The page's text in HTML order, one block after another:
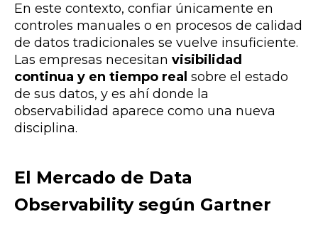
En este contexto, confiar únicamente en
controles manuales o en procesos de calidad
de datos tradicionales se vuelve insuficiente.
Las empresas necesitan visibilidad
continua y en tiempo real sobre el estado
de sus datos, y es ahí donde la
observabilidad aparece como una nueva
disciplina.
El Mercado de Data
Observability según Gartner